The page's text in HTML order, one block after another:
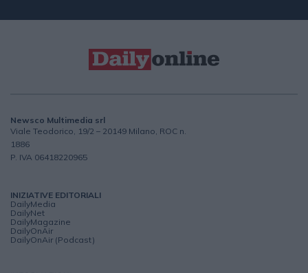
Newsco Multimedia srl
Viale Teodorico, 19/2 – 20149 Milano, ROC n.
1886
P. IVA 06418220965
INIZIATIVE EDITORIALI
DailyMedia
DailyNet
DailyMagazine
DailyOnAir
DailyOnAir (Podcast)